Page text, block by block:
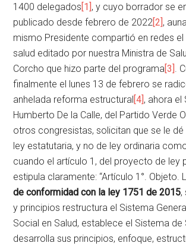
1400 delegados [1] , y cuyo borrador se
publicado desde febrero de 2022 [2] ,
mismo Presidente compartió en redes
salud editado por nuestra Ministra de
Corcho que hizo parte del programa [3] .
finalmente el lunes 13 de febrero se
anhelada reforma estructural [4] , ahora el
Humberto De la Calle, del Partido Verde
otros congresistas, solicitan que se le dé
ley estatutaria, y no de ley ordinaria
cuando el artículo 1, del proyecto de ley
estipula claramente: “Artículo 1°. Objeto.
de conformidad con la ley 1751 de 2015,
y principios restructura el Sistema
Social en Salud, establece el Sistema de
desarrolla sus principios, enfoque,